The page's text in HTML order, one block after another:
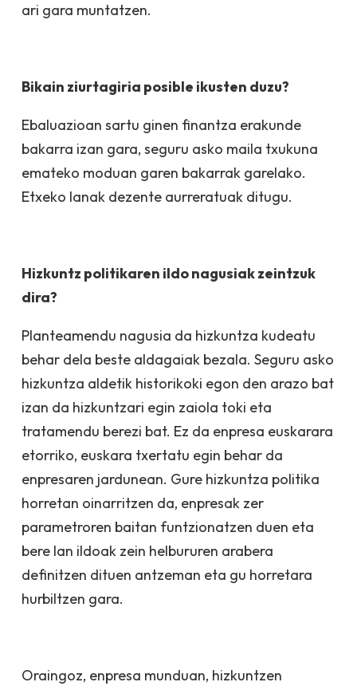
ari gara muntatzen.
Bikain ziurtagiria posible ikusten duzu?
Ebaluazioan sartu ginen finantza erakunde
bakarra izan gara, seguru asko maila txukuna
emateko moduan garen bakarrak garelako.
Etxeko lanak dezente aurreratuak ditugu.
Hizkuntz politikaren ildo nagusiak zeintzuk
dira?
Planteamendu nagusia da hizkuntza kudeatu
behar dela beste aldagaiak bezala. Seguru asko
hizkuntza aldetik historikoki egon den arazo bat
izan da hizkuntzari egin zaiola toki eta
tratamendu berezi bat. Ez da enpresa euskarara
etorriko, euskara txertatu egin behar da
enpresaren jardunean. Gure hizkuntza politika
horretan oinarritzen da, enpresak zer
parametroren baitan funtzionatzen duen eta
bere lan ildoak zein helbururen arabera
definitzen dituen antzeman eta gu horretara
hurbiltzen gara.
Oraingoz, enpresa munduan, hizkuntzen